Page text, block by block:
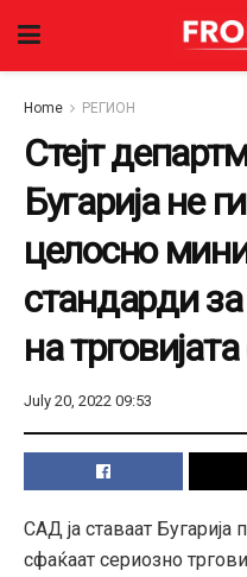
Home РЕГИОН
Стејт
Бугарија не
целосно
стандарди
на
July 20, 2022 09:53
САД ја ставаат Бугарија
сфаќаат сериозно